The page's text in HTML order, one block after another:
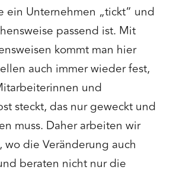
ein Unternehmen „tickt“ und
passend ist. Mit
kommt man hier
auch immer wieder fest,
und
steckt, das nur geweckt und
muss. Daher arbeiten wir
die Veränderung auch
beraten nicht nur die